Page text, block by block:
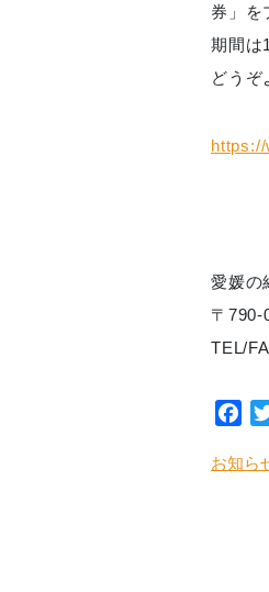
券」を
期間は
どうぞ
愛媛の
〒
TEL/
お知ら